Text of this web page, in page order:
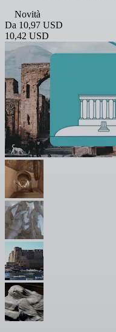
Novità
Da 10,97 USD
10,42 USD